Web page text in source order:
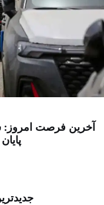
آخرین فرصت امروز: